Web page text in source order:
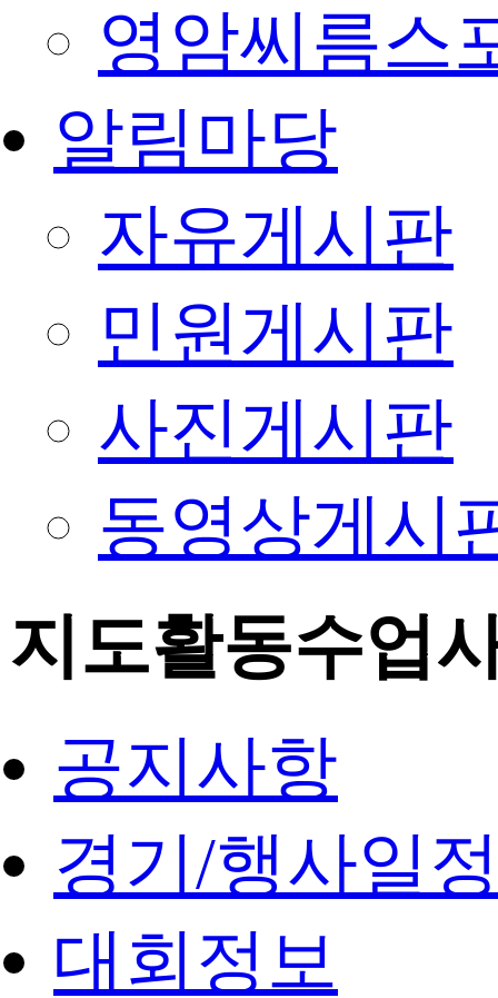
영암씨름스
알림마당
자유게시판
민원게시판
사진게시판
동영상게시
지도활동수업
공지사항
경기/행사일
대회정보